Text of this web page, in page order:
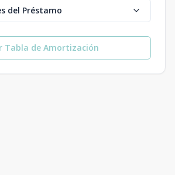
del Préstamo
Tabla de Amortización